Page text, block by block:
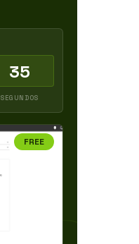
34
SEGUNDOS
FREE